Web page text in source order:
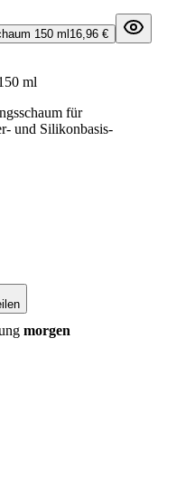
150 ml 16,96 €
ml
für
und Silikonbasis-
morgen